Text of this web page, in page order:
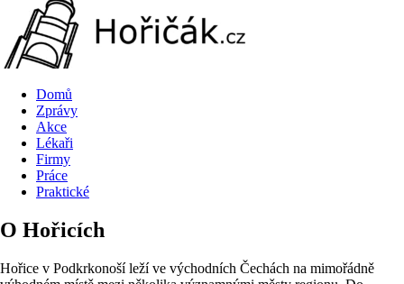
Domů
Zprávy
Akce
Lékaři
Firmy
Práce
Praktické
O Hořicích
Hořice v Podkrkonoší leží ve východních Čechách na mimořádně